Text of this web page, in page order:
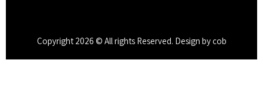
Copyright 2026 © All rights Reserved. Design by cob